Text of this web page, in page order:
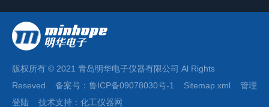
版权所有 © 2021 青岛明华电子仪器有限公司 Al Rights
Reseved 备案号： 鲁ICP备09078030号-1 Sitemap.xml
管理
登陆 技术支持：化工仪器网